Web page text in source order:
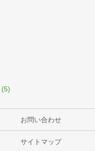
(5)
お問い合わせ
サイトマップ